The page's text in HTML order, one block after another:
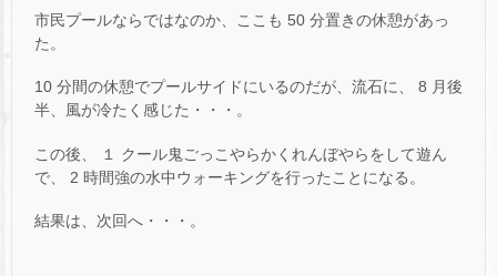
市民プールならではなのか、ここも 50 分置きの休憩があっ
た。
10 分間の休憩でプールサイドにいるのだが、流石に、 8 月後
半、風が冷たく感じた・・・。
この後、 １ クール鬼ごっこやらかくれんぼやらをして遊ん
で、 2 時間強の水中ウォーキングを行ったことになる。
結果は、次回へ・・・。